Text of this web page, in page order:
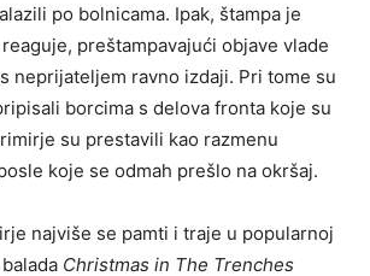
po bolnicama. Ipak, štampa je
preštampavajući objave vlade
neprijateljem ravno izdaji. Pri tome su
borcima s delova fronta koje su
su prestavili kao razmenu
koje se odmah prešlo na okršaj.
najviše se pamti i traje u popularnoj
Christmas in The Trenches